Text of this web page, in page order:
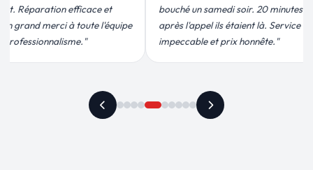
soir. 20 minutes
étaient là. Service
prix honnête."
moins de 2h. Équipe très pro, devis
conforme, chantier propre. Je
recommande vivement."